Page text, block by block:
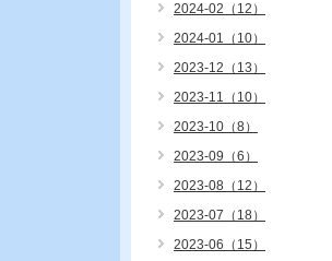
2024-02（12）
2024-01（10）
2023-12（13）
2023-11（10）
2023-10（8）
2023-09（6）
2023-08（12）
2023-07（18）
2023-06（15）